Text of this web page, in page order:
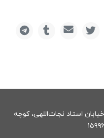
استاد نجات‌اللهی، کوچه